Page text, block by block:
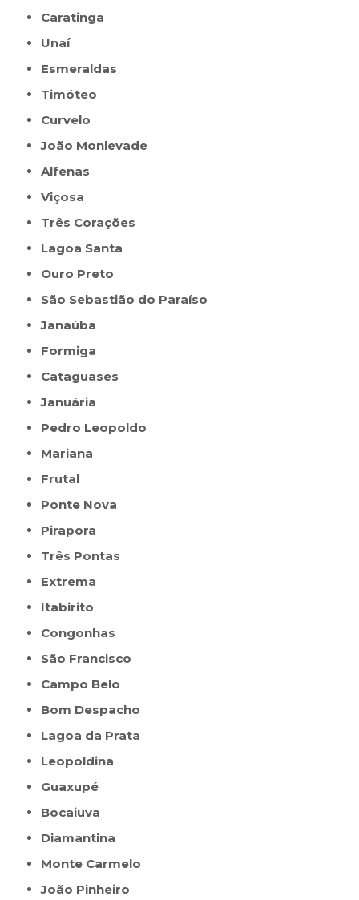
Caratinga
Unaí
Esmeraldas
Timóteo
Curvelo
João Monlevade
Alfenas
Viçosa
Três Corações
Lagoa Santa
Ouro Preto
São Sebastião do Paraíso
Janaúba
Formiga
Cataguases
Januária
Pedro Leopoldo
Mariana
Frutal
Ponte Nova
Pirapora
Três Pontas
Extrema
Itabirito
Congonhas
São Francisco
Campo Belo
Bom Despacho
Lagoa da Prata
Leopoldina
Guaxupé
Bocaiuva
Diamantina
Monte Carmelo
João Pinheiro